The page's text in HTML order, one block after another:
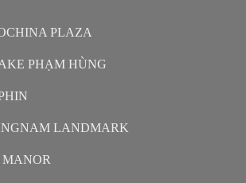
PLAZA
PHẠM HÙNG
LANDMARK